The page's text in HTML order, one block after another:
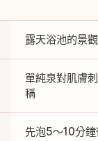
露天浴池的景
單純泉對肌膚
稱
先泡5～10分